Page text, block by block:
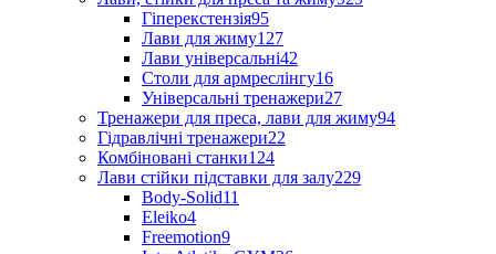
Гіперекстензія95
Лави для жиму127
Лави універсальні42
Столи для армреслінгу16
Універсальні тренажери27
Тренажери для преса, лави для жиму94
Гідравлічні тренажери22
Комбіновані станки124
Лави стійки підставки для залу229
Body-Solid11
Eleiko4
Freemotion9